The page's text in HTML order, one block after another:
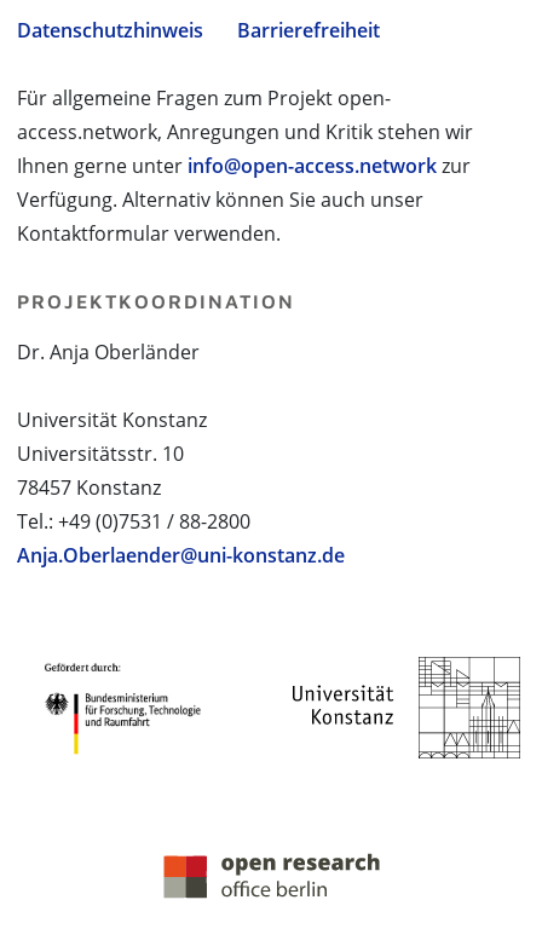
Datenschutzhinweis
Barrierefreiheit
Für allgemeine Fragen zum Projekt open-
access.network, Anregungen und Kritik stehen wir
Ihnen gerne unter info@open-access.networkzur
Verfügung. Alternativ können Sie auch unser
Kontaktformular verwenden.
PROJEKTKOORDINATION
Dr. Anja Oberländer
Universität Konstanz
Universitätsstr. 10
78457 Konstanz
Tel.: +49 (0)7531 / 88-2800
Anja.Oberlaender@uni-konstanz.de